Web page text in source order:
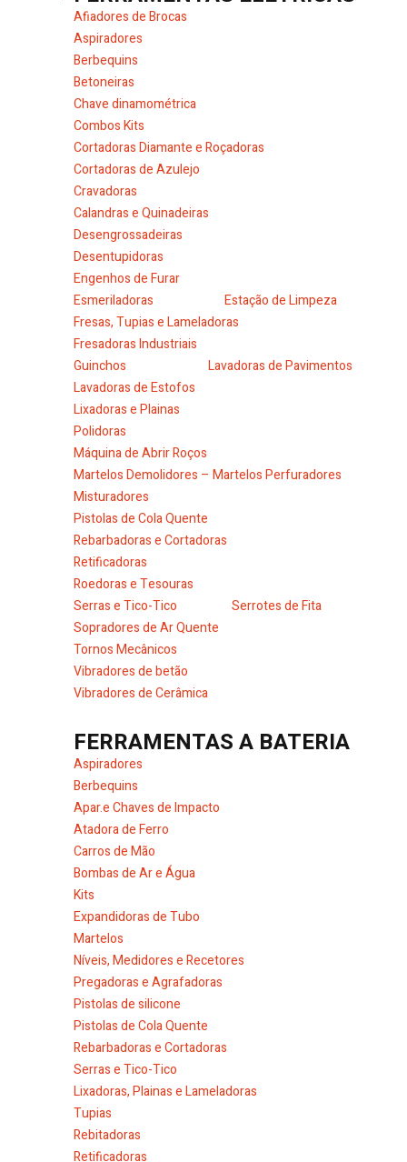
Afiadores de Brocas
Aspiradores
Berbequins
Betoneiras
Chave dinamométrica
Combos Kits
Cortadoras Diamante e Roçadoras
Cortadoras de Azulejo
Cravadoras
Calandras e Quinadeiras
Desengrossadeiras
Desentupidoras
Engenhos de Furar
Esmeriladoras
Estação de Limpeza
Fresas, Tupias e Lameladoras
Fresadoras Industriais
Guinchos
Lavadoras de Pavimentos
Lavadoras de Estofos
Lixadoras e Plainas
Polidoras
Máquina de Abrir Roços
Martelos Demolidores – Martelos Perfuradores
Misturadores
Pistolas de Cola Quente
Rebarbadoras e Cortadoras
Retificadoras
Roedoras e Tesouras
Serras e Tico-Tico
Serrotes de Fita
Sopradores de Ar Quente
Tornos Mecânicos
Vibradores de betão
Vibradores de Cerâmica
FERRAMENTAS A BATERIA
Aspiradores
Berbequins
Apar.e Chaves de Impacto
Atadora de Ferro
Carros de Mão
Bombas de Ar e Água
Kits
Expandidoras de Tubo
Martelos
Níveis, Medidores e Recetores
Pregadoras e Agrafadoras
Pistolas de silicone
Pistolas de Cola Quente
Rebarbadoras e Cortadoras
Serras e Tico-Tico
Lixadoras, Plainas e Lameladoras
Tupias
Rebitadoras
Retificadoras